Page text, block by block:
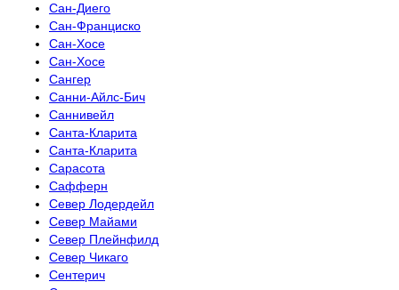
Сан-Диего
Сан-Франциско
Сан-Хосе
Сан-Хосе
Сангер
Санни-Айлс-Бич
Саннивейл
Санта-Кларита
Санта-Кларита
Сарасота
Сафферн
Север Лодердейл
Север Майами
Север Плейнфилд
Север Чикаго
Сентерич